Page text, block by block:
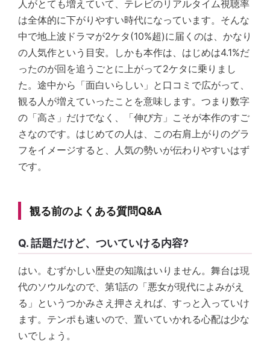
人がとても増えていて、テレビのリアルタイム視聴率
は全体的に下がりやすい時代になっています。そんな
中で地上波ドラマが2ケタ(10%超)に届くのは、かなり
の人気作という目安。しかも本作は、はじめは4.1%だ
ったのが回を追うごとに上がって2ケタに乗りまし
た。途中から「面白いらしい」と口コミで広がって、
観る人が増えていったことを意味します。つまり数字
の「高さ」だけでなく、「伸び方」こそが本作のすご
さなのです。はじめての人は、この右肩上がりのグラ
フをイメージすると、人気の勢いが伝わりやすいはず
です。
観る前のよくある質問Q&A
Q. 話題だけど、ついていける内容?
はい。むずかしい歴史の知識はいりません。舞台は現
代のソウルなので、第1話の「悪女が現代によみがえ
る」というつかみさえ押さえれば、すっと入っていけ
ます。テンポも速いので、置いていかれる心配は少な
いでしょう。